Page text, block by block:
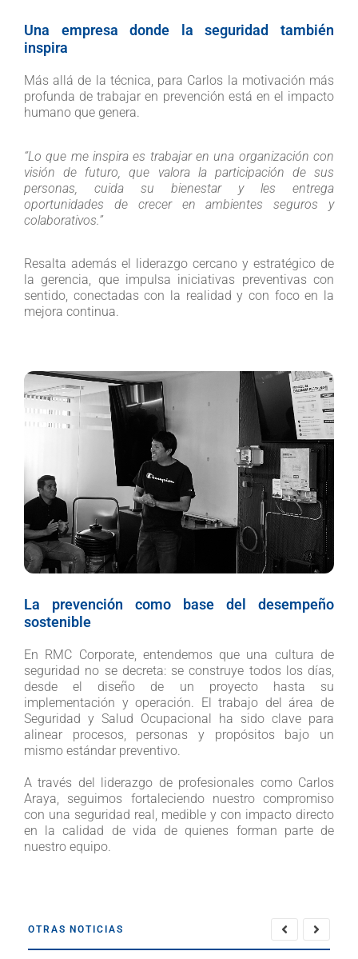
Una empresa donde la seguridad también
inspira
Más allá de la técnica, para Carlos la motivación más
profunda de trabajar en prevención está en el impacto
humano que genera.
“Lo que me inspira es trabajar en una organización con
visión de futuro, que valora la participación de sus
personas, cuida su bienestar y les entrega
oportunidades de crecer en ambientes seguros y
colaborativos.”
Resalta además el liderazgo cercano y estratégico de
la gerencia, que impulsa iniciativas preventivas con
sentido, conectadas con la realidad y con foco en la
mejora continua.
La prevención como base del desempeño
sostenible
En RMC Corporate, entendemos que una cultura de
seguridad no se decreta: se construye todos los días,
desde el diseño de un proyecto hasta su
implementación y operación. El trabajo del área de
Seguridad y Salud Ocupacional ha sido clave para
alinear procesos, personas y propósitos bajo un
mismo estándar preventivo.
A través del liderazgo de profesionales como Carlos
Araya, seguimos fortaleciendo nuestro compromiso
con una seguridad real, medible y con impacto directo
en la calidad de vida de quienes forman parte de
nuestro equipo.
OTRAS NOTICIAS